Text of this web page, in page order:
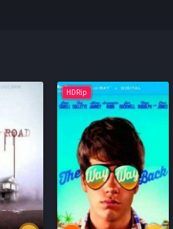
HDRip